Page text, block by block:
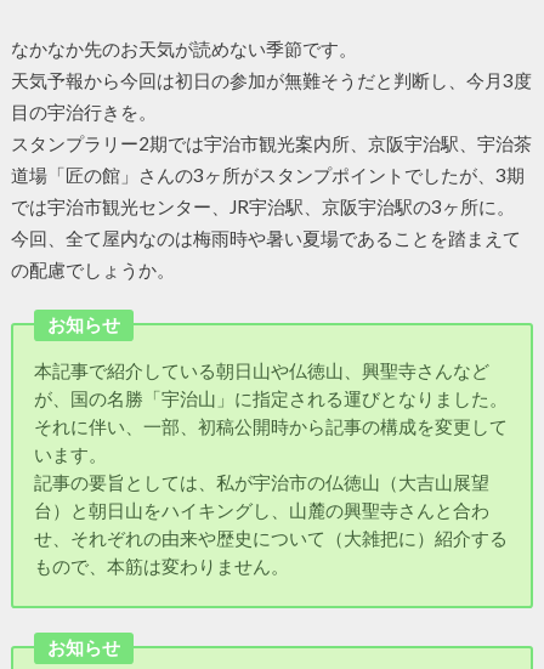
なかなか先のお天気が読めない季節です。
天気予報から今回は初日の参加が無難そうだと判断し、今月3度
目の宇治行きを。
スタンプラリー2期では宇治市観光案内所、京阪宇治駅、宇治茶
道場「匠の館」さんの3ヶ所がスタンプポイントでしたが、3期
では宇治市観光センター、JR宇治駅、京阪宇治駅の3ヶ所に。
今回、全て屋内なのは梅雨時や暑い夏場であることを踏まえて
の配慮でしょうか。
お知らせ
本記事で紹介している朝日山や仏徳山、興聖寺さんなど
が、国の名勝「宇治山」に指定される運びとなりました。
それに伴い、一部、初稿公開時から記事の構成を変更して
います。
記事の要旨としては、私が宇治市の仏徳山（大吉山展望
台）と朝日山をハイキングし、山麓の興聖寺さんと合わ
せ、それぞれの由来や歴史について（大雑把に）紹介する
もので、本筋は変わりません。
お知らせ